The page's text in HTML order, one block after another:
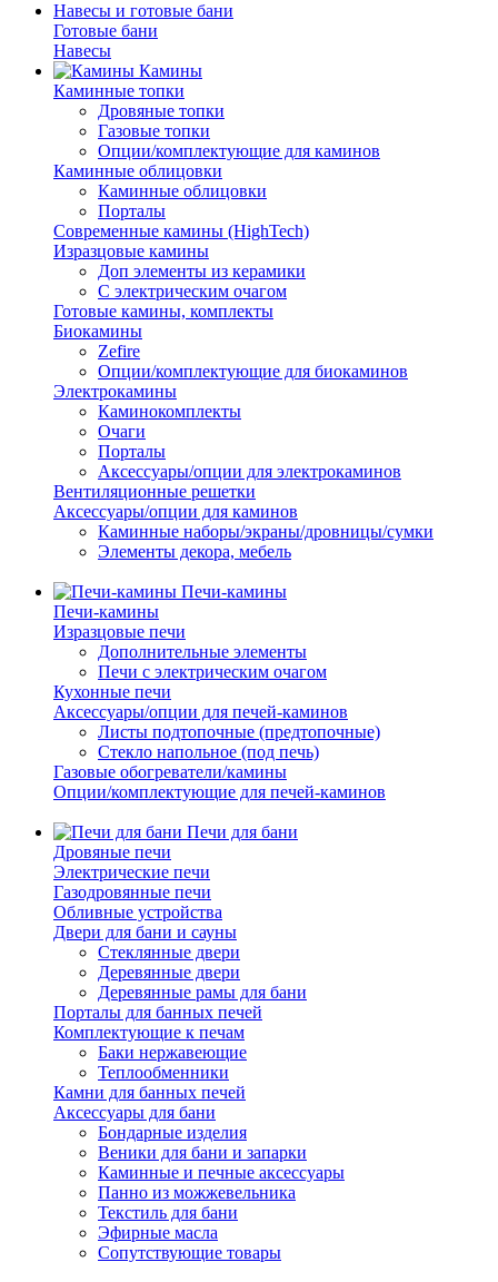
Навесы и готовые бани
Готовые бани
Навесы
Камины
Каминные топки
Дровяные топки
Газовые топки
Опции/комплектующие для каминов
Каминные облицовки
Каминные облицовки
Порталы
Современные камины (HighTech)
Изразцовые камины
Доп элементы из керамики
С электрическим очагом
Готовые камины, комплекты
Биокамины
Zefire
Опции/комплектующие для биокаминов
Электрокамины
Каминокомплекты
Очаги
Порталы
Аксессуары/опции для электрокаминов
Вентиляционные решетки
Аксессуары/опции для каминов
Каминные наборы/экраны/дровницы/сумки
Элементы декора, мебель
Печи-камины
Печи-камины
Изразцовые печи
Дополнительные элементы
Печи с электрическим очагом
Кухонные печи
Аксессуары/опции для печей-каминов
Листы подтопочные (предтопочные)
Стекло напольное (под печь)
Газовые обогреватели/камины
Опции/комплектующие для печей-каминов
Печи для бани
Дровяные печи
Электрические печи
Газодровянные печи
Обливные устройства
Двери для бани и сауны
Стеклянные двери
Деревянные двери
Деревянные рамы для бани
Порталы для банных печей
Комплектующие к печам
Баки нержавеющие
Теплообменники
Камни для банных печей
Аксессуары для бани
Бондарные изделия
Веники для бани и запарки
Каминные и печные аксессуары
Панно из можжевельника
Текстиль для бани
Эфирные масла
Сопутствующие товары